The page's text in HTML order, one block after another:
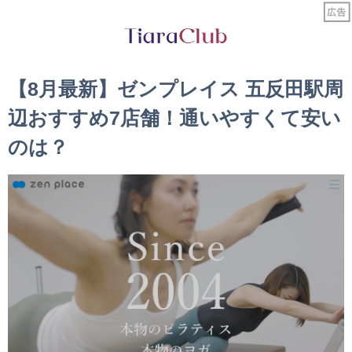
【8月最新】ゼンプレイス 五反田駅周
辺おすすめ7店舗！通いやすくて安い
のは？